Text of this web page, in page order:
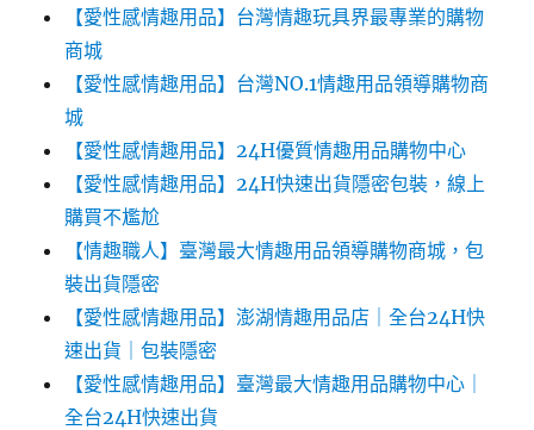
【愛性感情趣用品】台灣情趣玩具界最專業的購物
商城
【愛性感情趣用品】台灣NO.1情趣用品領導購物商
城
【愛性感情趣用品】24H優質情趣用品購物中心
【愛性感情趣用品】24H快速出貨隱密包裝，線上
購買不尷尬‎‎
【情趣職人】臺灣最大情趣用品領導購物商城，包
裝出貨隱密
【愛性感情趣用品】澎湖情趣用品店｜全台24H快
速出貨｜包裝隱密
【愛性感情趣用品】臺灣最大情趣用品購物中心｜
全台24H快速出貨